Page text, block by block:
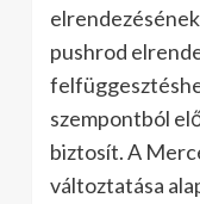
pushrod
szempontból
biztosít. A
változtatása